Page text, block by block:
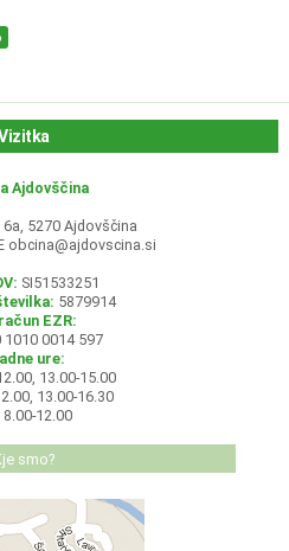
Ajdovščina
5270 Ajdovščina
obcina@ajdovscina.si
SI51533251
5879914
EZR:
1010 0014 597
ure:
13.00-15.00
13.00-16.30
8.00-12.00
smo?